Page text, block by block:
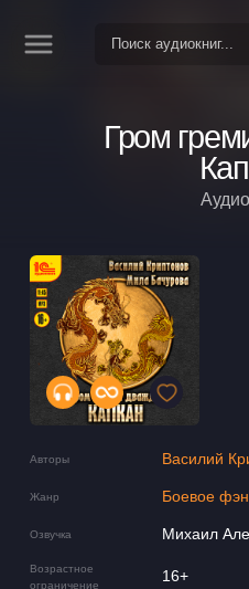
Гром
Авторы Василий
Жанр Боевое
Озвучка Михаил
Возрастное
ограничение
16+